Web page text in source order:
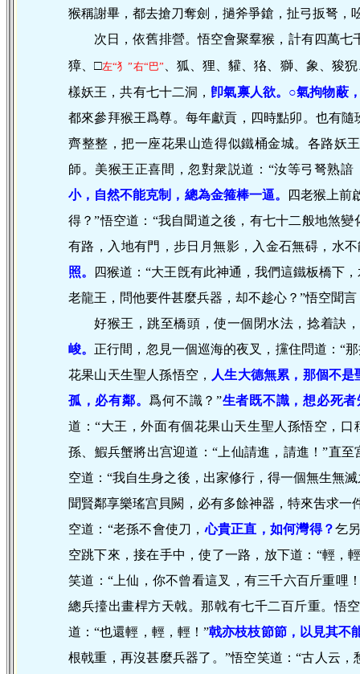
猴稱謝畢，都去搶刀奪劍，撾斧爭鎗，扯弓扳弩，
次日，依舊排營。悟空會聚羣猴，計有四萬七
獐、□左“犭”右“巴”
、狐、狸、貛、狢、獅、象、狻
樣妖王，共有七十二洞， 卽氣禀人欲。○氣拘物蔽
都來參拜猴王爲尊。每年獻貢，四時點卯。也有
齊整整，把一座花果山造得似鐵桶金城。各路妖
師。美猴王正喜間，忽對衆説道：“汝等弓弩熟
小，自然不能克制，總為金箍棒一逼。
四老猴上前
得？”悟空道：“我自聞道之後，有七十二般地煞
有路，入地有門，步日月無影，入金石無碍，水
照。
四猴道：“大王旣有此神通，我們這鐵板橋下
老龍王，問他要件甚麼兵器，却不趁心？”悟空聞
好猴王，跳至橋頭，使一個閉水法，捻着訣
峻。 正行間，忽見一個巡海的夜叉，攩住問道：“
花果山天生聖人孫悟空， 人生大德無累，那個不
孤，必有鄰。 爲何不識？”生者既不識，想必死
道：“大王，外面有個花果山天生聖人孫悟空，
孫、鰕兵蟹將出宫迎道：“上仙請進，請進！”直
空道：“我自生身之後，出家修行，得一個無生無
聞賢鄰享樂瑤宫貝闕，必有多餘神器，特來吿求
空道：“老孫不會使刀，心貴正直，如何灣得？乞
空跳下來，接在手中，使了一路，放下道：“輕，
笑道：“上仙，你不曾看這叉，有三千六百斤重哩
總兵擡出畫桿方天戟。那戟有七千二百斤重。悟
道：“也還輕，輕，輕！”戟亦枝枝節節，以見其不
根戟重，再沒甚麼兵器了。”悟空笑道：“古人云，